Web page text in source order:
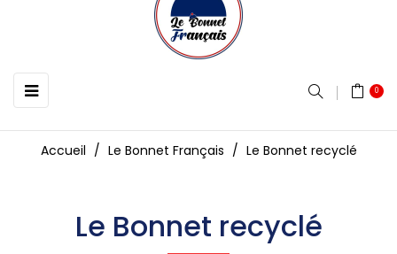
Basculer
la
navigation
☰ 0
Accueil Le Bonnet Français Le Bonnet recyclé
Le Bonnet recyclé